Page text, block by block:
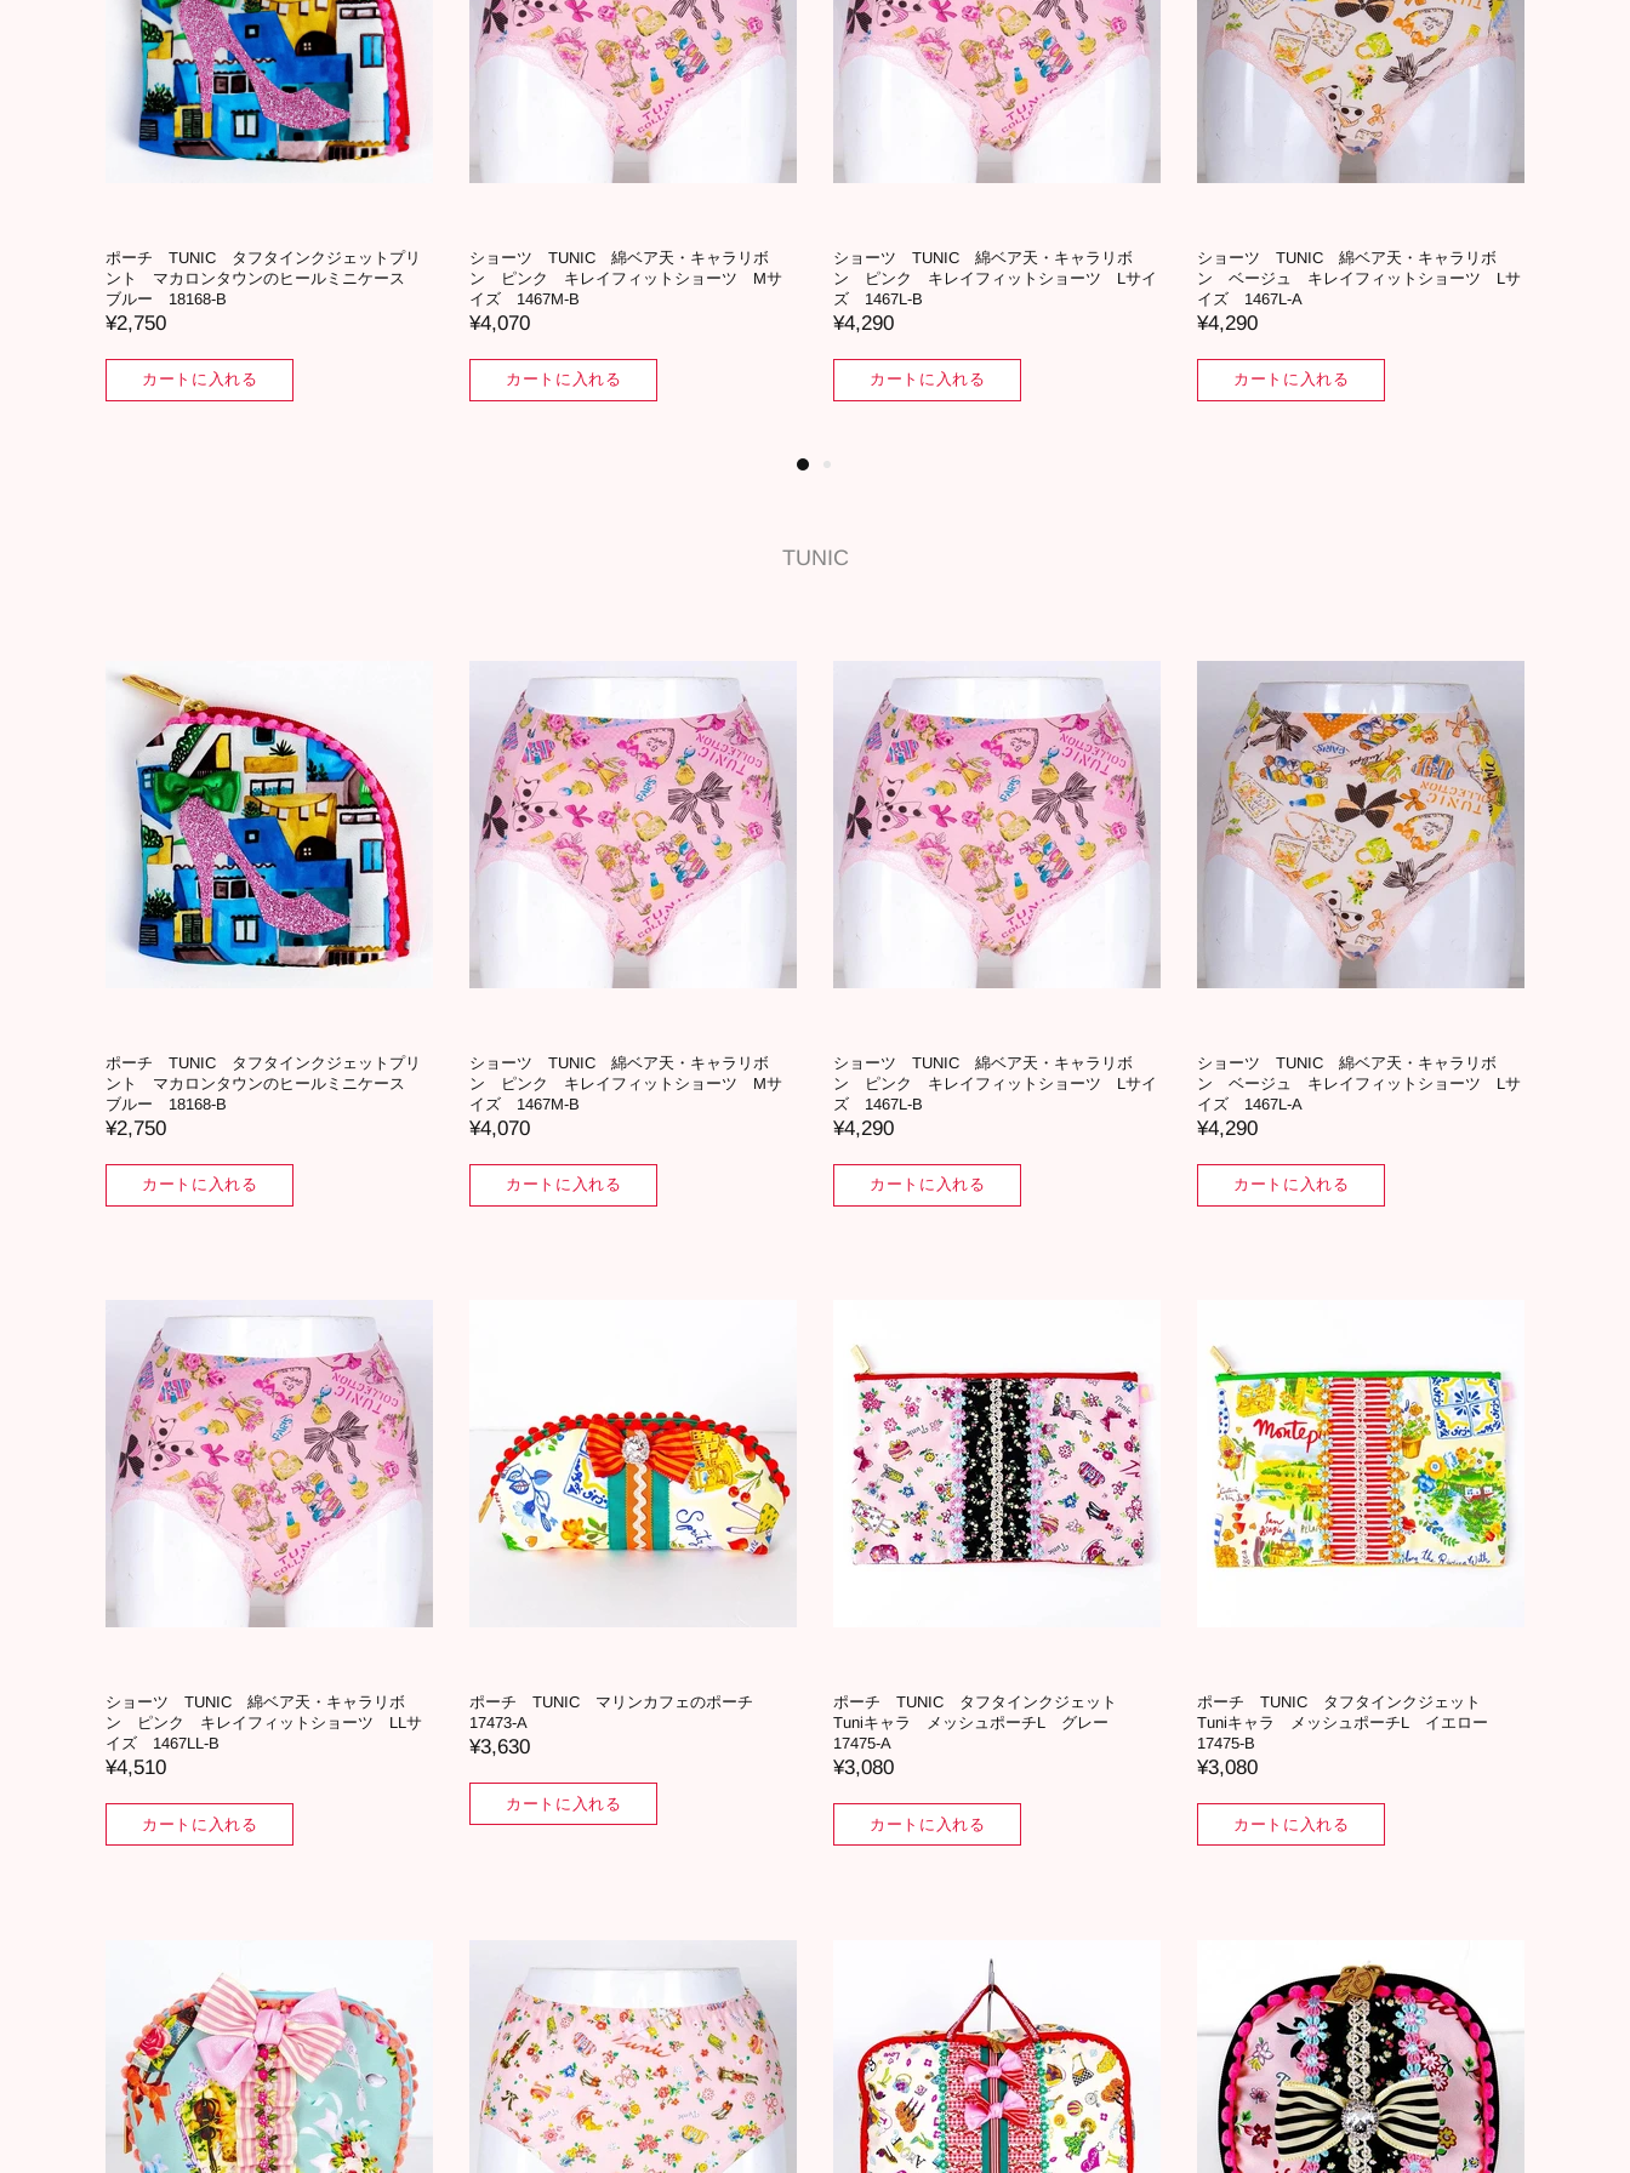
ショーツ TUNIC 綿ベア天・キャラリボ
ン ピンク キレイフィットショーツ Lサイ
ズ 1467L-B
¥4,290
カートに入れる
ショーツ TUNIC 綿ベア天・キャラリボ
ン ベージュ キレイフィットショーツ Lサ
イズ 1467L-A
¥4,290
カートに入れる
ショーツ TUNIC 綿ベア天・キャラリボ
ン ピンク キレイフィットショーツ LLサ
イズ 1467LL-B
¥4,510
カートに入れる
ポーチ TUNIC マリンカフェのポーチ
17473-A
¥3,630
カートに入れる
TUNIC
ポーチ TUNIC タフタインクジェットプリ
ント マカロンタウンのヒールミニケース
ブルー 18168-B
¥2,750
カートに入れる
ショーツ TUNIC 綿ベア天・キャラリボ
ン ピンク キレイフィットショーツ Mサ
イズ 1467M-B
¥4,070
カートに入れる
ショーツ TUNIC 綿ベア天・キャラリボ
ン ピンク キレイフィットショーツ Lサイ
ズ 1467L-B
¥4,290
カートに入れる
ショーツ TUNIC 綿ベア天・キャラリボ
ン ベージュ キレイフィットショーツ Lサ
イズ 1467L-A
¥4,290
カートに入れる
ショーツ TUNIC 綿ベア天・キャラリボ
ン ピンク キレイフィットショーツ LLサ
イズ 1467LL-B
¥4,510
カートに入れる
ポーチ TUNIC マリンカフェのポーチ
17473-A
¥3,630
カートに入れる
ポーチ TUNIC タフタインクジェット
Tuniキャラ メッシュポーチL グレー
17475-A
¥3,080
カートに入れる
ポーチ TUNIC タフタインクジェット
Tuniキャラ メッシュポーチL イエロー
17475-B
¥3,080
カートに入れる